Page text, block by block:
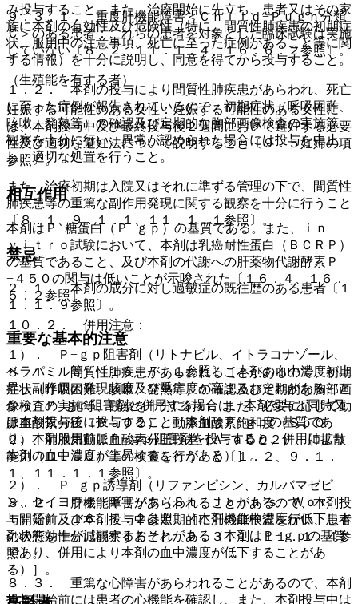
９．３．１． 重度肝機能障害＜Ｃｈｉｌｄ−Ｐｕｇｈ分類
Ｃ＞のある患者：これらの患者を対象とした臨床試験は実施
していない〔８．２、１１．１．４、１６．６．２参照〕。
（生殖能を有する者）
妊娠する可能性のある女性：妊娠する可能性のある女性に
は、本剤投与中及び最終投与後２週間において避妊する必要
性及び適切な避妊法について説明すること〔９．５妊婦の項
参照〕。
相互作用
本剤はＰ−糖蛋白（Ｐ−ｇｐ）の基質である。また、ｉｎ
ｖｉｔｒｏ試験において、本剤は乳癌耐性蛋白（ＢＣＲＰ）
の基質であること、及び本剤の代謝への肝薬物代謝酵素Ｐ
−４５０の関与は低いことが示唆された〔１６．４、１６．
５．２参照〕。
１０．２． 併用注意：
１）． Ｐ−ｇｐ阻害剤（リトナビル、イトラコナゾール、
ベラパミル等）〔１６．７．１参照〕［本剤の血中濃度が上
昇し副作用の発現頻度及び重症度が高まるおそれがあること
から、Ｐ−ｇｐ阻害剤と併用する場合は、本剤投与と同時又
は本剤投与後に投与すること（本剤はＰ−ｇｐの基質であ
り、本剤服用前にＰ−ｇｐ阻害剤を投与すると、併用により
本剤の血中濃度が上昇することがある）］。
２）． Ｐ−ｇｐ誘導剤（リファンピシン、カルバマゼピ
ン、セイヨウオトギリソウ（Ｓｔ．Ｊｏｈｎ’ｓ Ｗｏｒ
ｔ）等）〔１６．７．２参照〕［本剤の血中濃度が低下し本
剤の有効性が減弱するおそれがある（本剤はＰ−ｇｐの基質
であり、併用により本剤の血中濃度が低下することがあ
る）］。
み投与すること。また、治療開始に先立ち、患者又はその家
族に本剤の有効性及び危険性（特に、間質性肺疾患の初期症
状、服用中の注意事項、死亡に至った症例があること等に関
する情報）を十分に説明し、同意を得てから投与すること。
１．２． 本剤の投与により間質性肺疾患があらわれ、死亡
に至った症例が報告されているので、初期症状（呼吸困難、
咳嗽、発熱等）の確認及び定期的な胸部画像検査の実施等、
観察を十分に行い、異常が認められた場合には投与を中止
し、適切な処置を行うこと。
また、治療初期は入院又はそれに準ずる管理の下で、間質性
肺疾患等の重篤な副作用発現に関する観察を十分に行うこと
〔８．１、９．１．１、１１．１．１参照〕。
禁忌
２．１． 本剤の成分に対し過敏症の既往歴のある患者〔１
１．１．９参照〕。
重要な基本的注意
８．１． 間質性肺疾患があらわれることがあるので、初期
症状（呼吸困難、咳嗽、発熱等）の確認及び定期的な胸部画
像検査の実施等、観察を十分に行い、また、必要に応じて動
脈血酸素分圧（ＰａＯ２）、動脈血酸素飽和度（ＳｐＯ
２）、肺胞気動脈血酸素分圧較差（Ａ−ａＤＯ２）、肺拡散
能力（ＤＬＣＯ）等の検査を行うこと〔１．２、９．１．
１、１１．１．１参照〕。
８．２． 肝機能障害があらわれることがあるので、本剤投
与開始前及び本剤投与中は定期的に肝機能検査を行い、患者
の状態を十分に観察すること〔９．３．１、１１．１．４参
照〕。
８．３． 重篤な心障害があらわれることがあるので、本剤
投与開始前には患者の心機能を確認し、また、本剤投与中は